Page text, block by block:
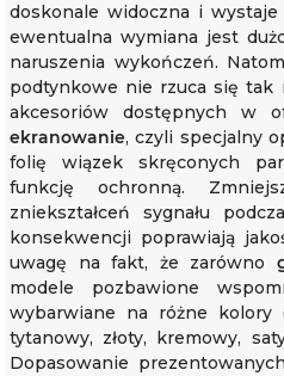
doskonale widoczna i
ewentualna wymiana jest
naruszenia wykończeń.
podtynkowe nie rzuca się tak
akcesoriów dostępnych w
ekranowanie, czyli specjalny
folię wiązek skręconych
funkcję ochronną.
zniekształceń sygnału
konsekwencji poprawiają
uwagę na fakt, że zarówno
modele pozbawione
wybarwiane na różne kolory
tytanowy, złoty, kremowy,
Dopasowanie